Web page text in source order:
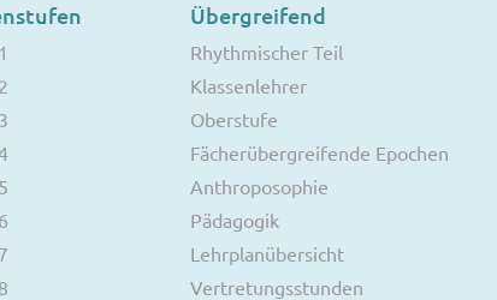
Übergreifend
Rhythmischer Teil
Klassenlehrer
Oberstufe
Fächerübergreifende Epochen
Anthroposophie
Pädagogik
Lehrplanübersicht
Vertretungsstunden